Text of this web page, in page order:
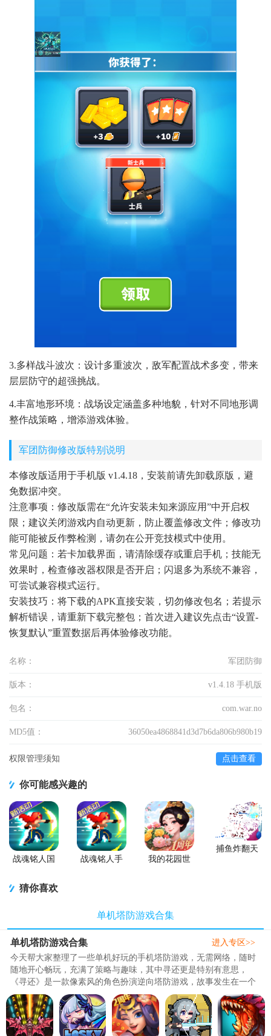
3.多样战斗波次：设计多重波次，敌军配置战术多变，带来
层层防守的超强挑战。
4.丰富地形环境：战场设定涵盖多种地貌，针对不同地形调
整作战策略，增添游戏体验。
军团防御修改版特别说明
本修改版适用于手机版 v1.4.18，安装前请先卸载原版，避
免数据冲突。
注意事项：修改版需在“允许安装未知来源应用”中开启权
限；建议关闭游戏内自动更新，防止覆盖修改文件；修改功
能可能被反作弊检测，请勿在公开竞技模式中使用。
常见问题：若卡加载界面，请清除缓存或重启手机；技能无
效果时，检查修改器权限是否开启；闪退多为系统不兼容，
可尝试兼容模式运行。
安装技巧：将下载的APK直接安装，切勿修改包名；若提示
解析错误，请重新下载完整包；首次进入建议先点击“设置-
恢复默认”重置数据后再体验修改功能。
名称： 军团防御
版本： v1.4.18 手机版
包名： com.war.no
MD5值： 36050ea4868841d3d7b6da806b980b19
权限管理须知 点击查看
你可能感兴趣的
战魂铭人国
Legends)
战魂铭人手
我的花园世
捕鱼炸翻天
猜你喜欢
单机塔防游戏合集
单机塔防游戏合集
今天帮大家整理了一些单机好玩的手机塔防游戏，无需网络，随时
随地开心畅玩，充满了策略与趣味，其中寻还更是特别有意思，
《寻还》是一款像素风的角色扮演逆向塔防游戏，故事发生在一个
由公司掌控的国家，绝大部分人因被强制注射机械病毒而变成如机
器般没有自我意识的存在。玩家将扮演一位特工或者工程师，与可
以免疫病毒的神秘少女相遇，一同踏上寻求真相的冒险之旅。收集
物资，建设营地，对抗机器人和感染体，揭开黑幕，粉碎公司..
进入专区>>